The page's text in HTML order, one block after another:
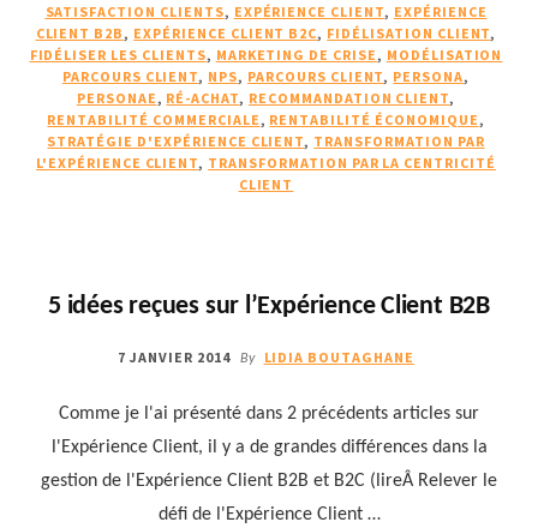
SURVIVRE
À
LA
CRISE
ET
ANTICIPER
LA
SATISFACTION CLIENTS, EXPÉRIENCE CLIENT, EXPÉRIENCE
CLIENT B2B , EXPÉRIENCE CLIENT B2C, FIDÉLISATION CLIENT,
FIDÉLISER LES CLIENTS, MARKETING DE CRISE , MODÉLISATION
PARCOURS CLIENT, NPS, PARCOURS CLIENT, PERSONA,
PERSONAE , RÉ-ACHAT, RECOMMANDATION CLIENT,
RENTABILITÉ COMMERCIALE , RENTABILITÉ ÉCONOMIQUE ,
STRATÉGIE D'EXPÉRIENCE CLIENT, TRANSFORMATION PAR
L'EXPÉRIENCE CLIENT, TRANSFORMATION PAR LA CENTRICITÉ
CLIENT
5 idées reçues sur l’Expérience Client B2B
7 JANVIER 2014 By LIDIA BOUTAGHANE
Comme je l'ai présenté dans 2 précédents articles sur
l'Expérience Client, il y a de grandes différences dans la
gestion de l'Expérience Client B2B et B2C (lireÂ Relever le
défi de l'Expérience Client …